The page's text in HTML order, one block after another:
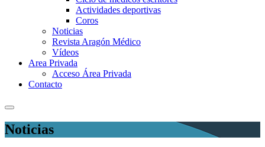
Actividades deportivas
Coros
Noticias
Revista Aragón Médico
Vídeos
Area Privada
Acceso Área Privada
Contacto
Noticias